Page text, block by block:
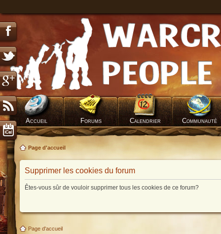
Accueil Forums Calendrier Communauté
Page d'accueil
Supprimer les cookies du forum
Êtes-vous sûr de vouloir supprimer tous les cookies de ce forum?
Page d'accueil